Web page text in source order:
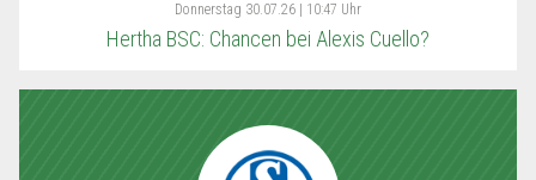
Donnerstag 30.07.26 | 10:47 Uhr
Hertha BSC: Chancen bei Alexis Cuello?